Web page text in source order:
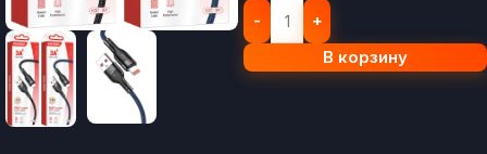
В корзину